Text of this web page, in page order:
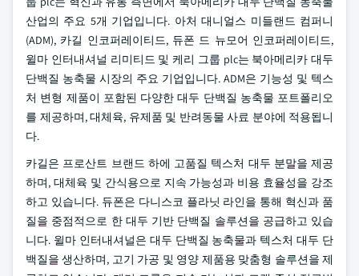
산업의 주요 5개 기업입니다. 아처 대니얼스 미들랜드 컴퍼니
(ADM), 카길 인코퍼레이티드, 듀폰 드 뉴모어 인코퍼레이티드,
윌마 인터내셔널 리미티드 및 케리 그룹 plc는 북아메리카 대두
단백질 농축물 시장의 주요 기업입니다. ADM은 기능성 및 텍스
처 변형 제품이 포함된 다양한 대두 단백질 농축물 포트폴리오
를 제공하며, 대체육, 유제품 및 반려동물 사료 분야에 적용됩니
다.
카길은 프로산트 브랜드 하에 고품질 텍스처 대두 분말을 제공
하며, 대체육 및 간식용으로 지속 가능성과 비용 효율성을 강조
하고 있습니다. 듀폰은 다니스코 플라닛 라인을 통해 혁신과 품
질을 중점적으로 한 대두 기반 단백질 솔루션을 공급하고 있습
니다. 윌마 인터내셔널은 대두 단백질 농축물과 텍스처 대두 단
백질을 생산하며, 고기 가공 및 영양 제품용 맞춤형 솔루션을 제